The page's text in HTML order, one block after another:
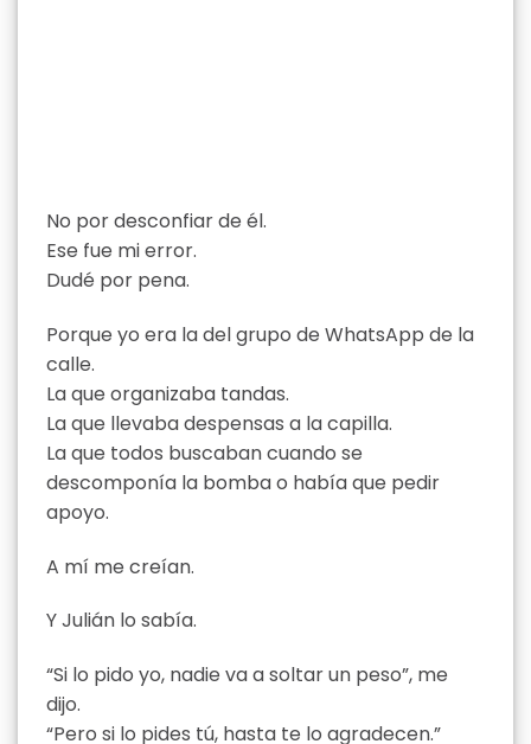
No por desconfiar de él.
Ese fue mi error.
Dudé por pena.
Porque yo era la del grupo de WhatsApp de la
calle.
La que organizaba tandas.
La que llevaba despensas a la capilla.
La que todos buscaban cuando se
descomponía la bomba o había que pedir
apoyo.
A mí me creían.
Y Julián lo sabía.
“Si lo pido yo, nadie va a soltar un peso”, me
dijo.
“Pero si lo pides tú, hasta te lo agradecen.”